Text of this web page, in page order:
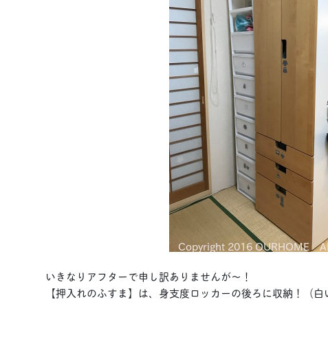
いきなりアフターで申し訳ありませんが〜！
【押入れのふすま】は、身支度ロッカーの後ろに収納！（白